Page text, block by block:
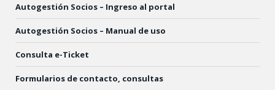
Autogestión Socios – Ingreso al portal
Autogestión Socios – Manual de uso
Consulta e-Ticket
Formularios de contacto, consultas